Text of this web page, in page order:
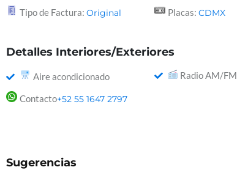
Tipo de Factura: Original Placas: CDMX
Detalles Interiores/Exteriores
Aire acondicionado Radio AM/FM
Contacto+52 55 1647 2797
Sugerencias